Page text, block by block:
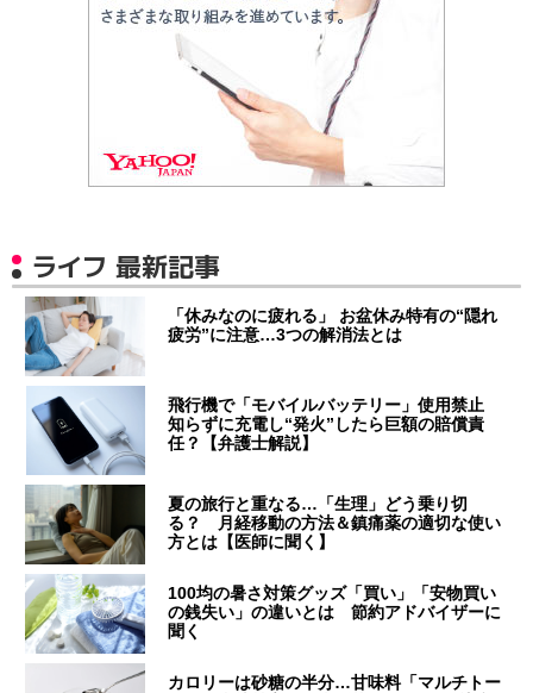
ライフ 最新記事
「休みなのに疲れる」 お盆休み特有の“隠れ
疲労”に注意…3つの解消法とは
飛行機で「モバイルバッテリー」使用禁止
知らずに充電し“発火”したら巨額の賠償責
任？【弁護士解説】
夏の旅行と重なる…「生理」どう乗り切
る？ 月経移動の方法＆鎮痛薬の適切な使い
方とは【医師に聞く】
100均の暑さ対策グッズ「買い」「安物買い
の銭失い」の違いとは 節約アドバイザーに
聞く
カロリーは砂糖の半分…甘味料「マルチトー